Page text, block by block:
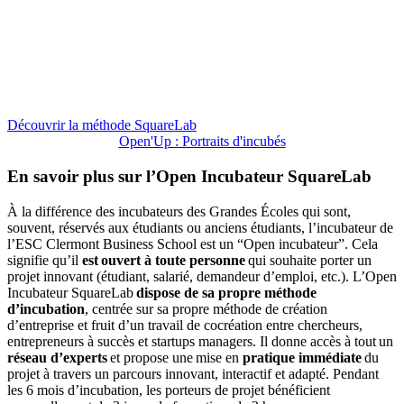
Découvrir la méthode SquareLab
Open'Up : Portraits d'incubés
En savoir plus sur l’Open Incubateur SquareLab
À la différence des incubateurs des Grandes Écoles qui sont,
souvent, réservés aux étudiants ou anciens étudiants, l’incubateur de
l’ESC Clermont Business School est un “Open incubateur”. Cela
signifie qu’il est ouvert à toute personnequi souhaite porter un
projet innovant (étudiant, salarié, demandeur d’emploi, etc.). L’Open
Incubateur SquareLabdispose de sa propre méthode
d’incubation, centrée sur sa propre méthode de création
d’entreprise et fruit d’un travail de cocréation entre chercheurs,
entrepreneurs à succès et startups managers. Il donne accès à tout un
réseau d’expertset propose une mise en pratique immédiatedu
projet à travers un parcours innovant, interactif et adapté. Pendant
les 6 mois d’incubation, les porteurs de projet bénéficient